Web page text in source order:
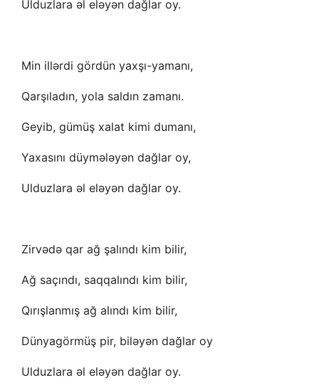
Ulduzlara əl eləyən dağlar oy.
Min illərdi gördün yaxşı-yamanı,
Qarşıladın, yola saldın zamanı.
Geyib, gümüş xalat kimi dumanı,
Yaxasını düymələyən dağlar oy,
Ulduzlara əl eləyən dağlar oy.
Zirvədə qar ağ şalındı kim bilir,
Ağ saçındı, saqqalındı kim bilir,
Qırışlanmış ağ alındı kim bilir,
Dünyagörmüş pir, biləyən dağlar oy
Ulduzlara əl eləyən dağlar oy.